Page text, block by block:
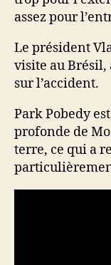
assez pour
Le président
visite au Brésil,
sur l’accident.
Park Pobedy
profonde de
terre, ce qui a